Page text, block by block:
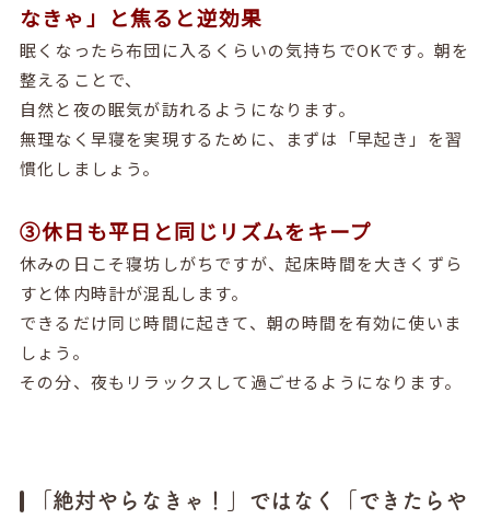
なきゃ」と焦ると逆効果
眠くなったら布団に入るくらいの気持ちでOKです。朝を
整えることで、
自然と夜の眠気が訪れるようになります。
無理なく早寝を実現するために、まずは「早起き」を習
慣化しましょう。
③休日も平日と同じリズムをキープ
休みの日こそ寝坊しがちですが、起床時間を大きくずら
すと体内時計が混乱します。
できるだけ同じ時間に起きて、朝の時間を有効に使いま
しょう。
その分、夜もリラックスして過ごせるようになります。
「絶対やらなきゃ！」ではなく「できたらや